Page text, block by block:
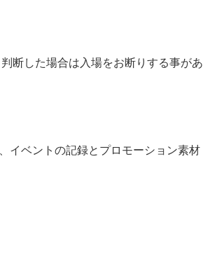
断した場合は入場をお断りする事があ
イベントの記録とプロモーション素材